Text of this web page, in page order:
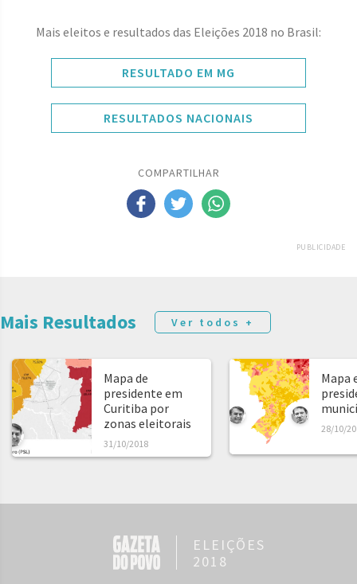
Mais eleitos e resultados das Eleições 2018 no Brasil:
RESULTADO EM MG
RESULTADOS NACIONAIS
COMPARTILHAR
PUBLICIDADE
Mais Resultados Ver todos +
Mapa de
presidente em
Curitiba por
zonas eleitorais
31/10/2018
Mapa
28/10/
ELEIÇÕES
2018